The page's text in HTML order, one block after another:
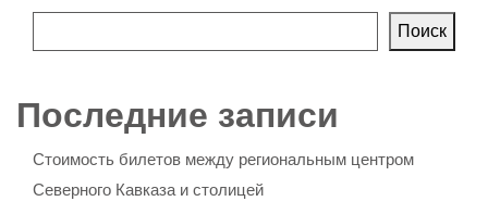
Поиск
Последние записи
Стоимость билетов между региональным центром
Северного Кавказа и столицей